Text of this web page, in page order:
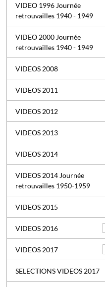
VIDEO 1996 Journée
retrouvailles 1940 - 1949
VIDEO 2000 Journée
retrouvailles 1940 - 1949
VIDEOS 2008
VIDEOS 2011
VIDEOS 2012
VIDEOS 2013
VIDEOS 2014
VIDEOS 2014 Journée
retrouvailles 1950-1959
VIDEOS 2015
VIDEOS 2016
VIDEOS 2017
SELECTIONS VIDEOS 2017